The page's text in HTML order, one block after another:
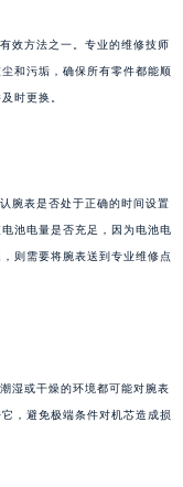
效方法之一。专业的维修技师
和污垢，确保所有零件都能顺
时更换。
腕表是否处于正确的时间设置
池电量是否充足，因为电池电
则需要将腕表送到专业维修点
湿或干燥的环境都可能对腕表
，避免极端条件对机芯造成损